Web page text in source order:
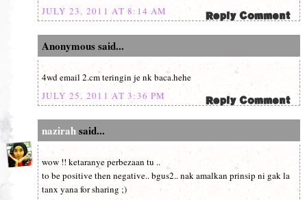
JULY 23, 2011 AT 8:14 AM
Anonymous said...
4wd email 2.cm teringin je nk baca.hehe
JULY 25, 2011 AT 3:36 PM
nazirahsaid...
wow !! ketaranye perbezaan tu ..
to be positive then negative.. bgus2.. nak amalkan prinsip ni gak la
tanx yana for sharing ;)